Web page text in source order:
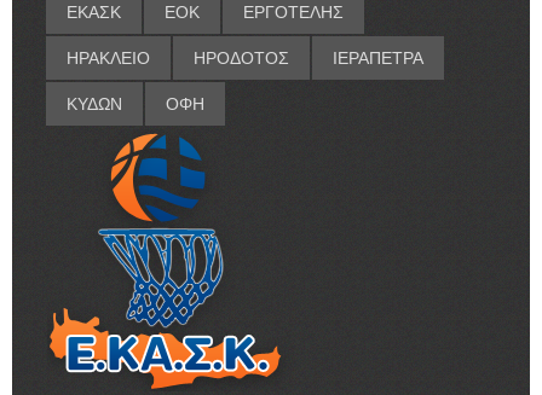
ΕΚΑΣΚ ΕΟΚ ΕΡΓΟΤΕΛΗΣ
ΗΡΑΚΛΕΙΟ ΗΡΟΔΟΤΟΣ ΙΕΡΑΠΕΤΡΑ
ΚΥΔΩΝ ΟΦΗ